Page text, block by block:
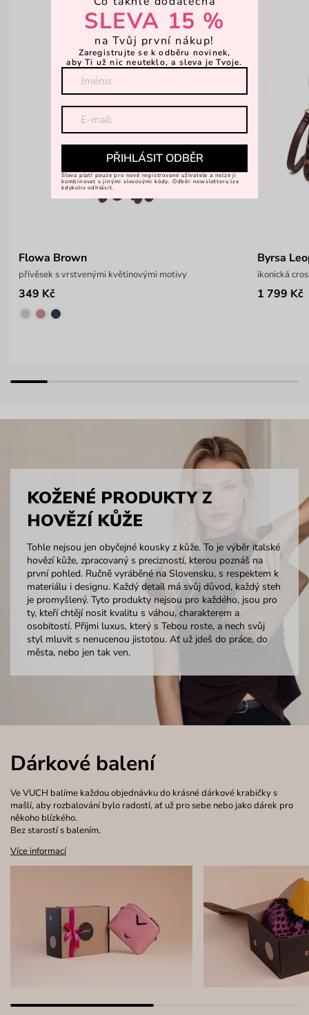
Flowa Brown
přívěsek s vrstvenými květinovými motivy
349 Kč
Byrsa
ikonická
1 799 Kč
KOŽENÉ PRODUKTY Z
HOVĚZÍ KŮŽE
Tohle nejsou jen obyčejné kousky z kůže. To je výběr italské
hovězí kůže, zpracovaný s precizností, kterou poznáš na
první pohled. Ručně vyráběné na Slovensku, s respektem k
materiálu i designu. Každý detail má svůj důvod, každý steh
je promyšlený. Tyto produkty nejsou pro každého, jsou pro
ty, kteří chtějí nosit kvalitu s váhou, charakterem a
osobitostí. Přijmi luxus, který s Tebou roste, a nech svůj
styl mluvit s nenucenou jistotou. Ať už jdeš do práce, do
města, nebo jen tak ven.
Dárkové balení
Ve VUCH balíme každou objednávku do krásné dárkové krabičky s
mašlí, aby rozbalování bylo radostí, ať už pro sebe nebo jako dárek pro
někoho blízkého.
Bez starostí s balením.
Více informací
SLEVA 15 %
na Tvůj první nákup!
Zaregistrujte se k odběru novinek,
aby Ti už nic neuteklo, a sleva je Tvoje.
PŘIHLÁSIT ODBĚR
Sleva platí pouze pro nově registrované uživatele a nelze ji
kombinovat s jinými slevovými kódy. Odběr newsletteru lze
kdykoliv odhlásit.